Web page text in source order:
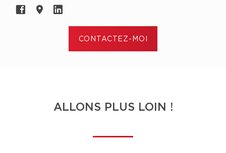
famille, ami, collègue.
Parlez-moi de votre futur projet !
CONTACTEZ-MOI
ALLONS PLUS LOIN !